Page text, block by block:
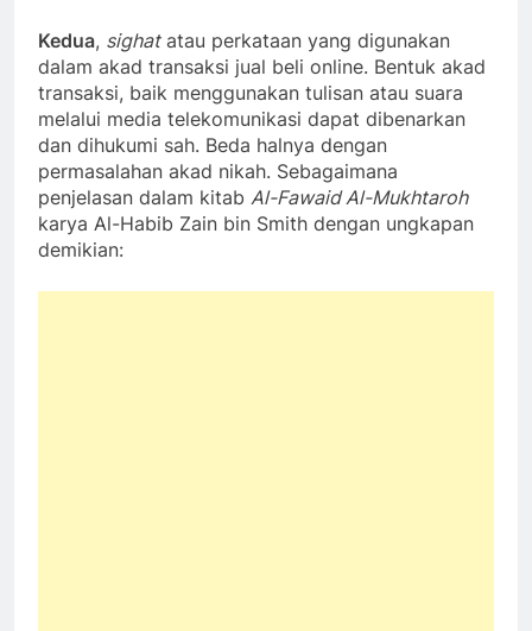
Kedua, sighatatau perkataan yang digunakan
dalam akad transaksi jual beli online. Bentuk akad
transaksi, baik menggunakan tulisan atau suara
melalui media telekomunikasi dapat dibenarkan
dan dihukumi sah. Beda halnya dengan
permasalahan akad nikah. Sebagaimana
penjelasan dalam kitab Al-Fawaid Al-Mukhtaroh
karya Al-Habib Zain bin Smith dengan ungkapan
demikian: